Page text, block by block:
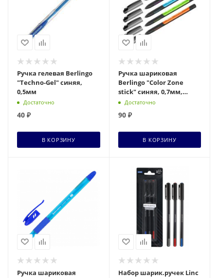
Ручка гелевая Berlingo
"Techno-Gel" синяя,
0,5мм
Достаточно
40 ₽
В КОРЗИНУ
Ручка шариковая
Berlingo "Color Zone
stick" синяя, 0,7мм,
прорезиненный корпус
ассорти
Достаточно
90₽
В КОРЗИНУ
Ручка шариковая
Набор шарик.ручек Linc